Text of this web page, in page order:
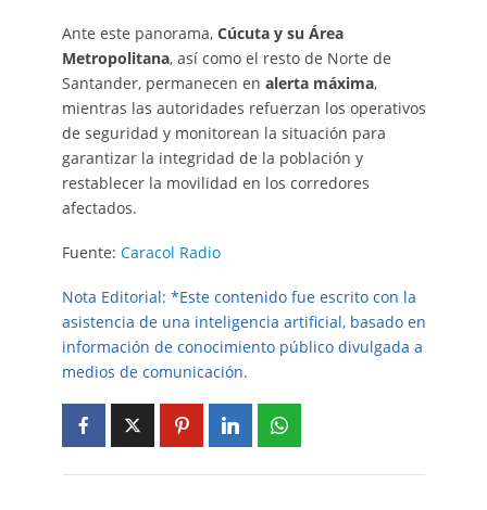
Ante este panorama, Cúcuta y su Área
Metropolitana, así como el resto de Norte de
Santander, permanecen en alerta máxima,
mientras las autoridades refuerzan los operativos
de seguridad y monitorean la situación para
garantizar la integridad de la población y
restablecer la movilidad en los corredores
afectados.
Fuente: Caracol Radio
Nota Editorial: *Este contenido fue escrito con la
asistencia de una inteligencia artificial, basado en
información de conocimiento público divulgada a
medios de comunicación.